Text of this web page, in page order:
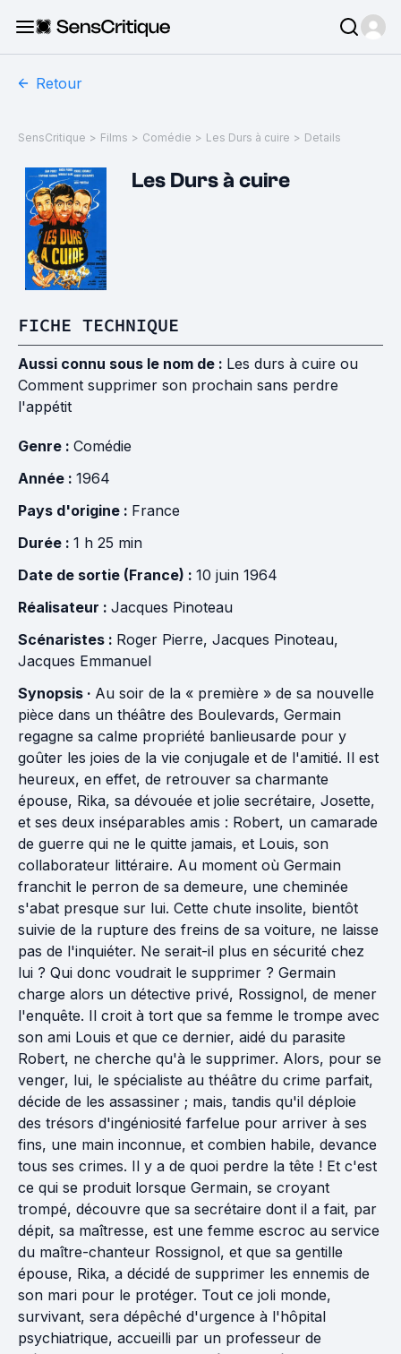
Retour
SensCritique > Films > Comédie > Les Durs à cuire > Details
Les Durs à cuire
FICHE TECHNIQUE
Aussi connu sous le nom de : Les durs à cuire ou
Comment supprimer son prochain sans perdre
l'appétit
Genre : Comédie
Année : 1964
Pays d'origine : France
Durée : 1 h 25 min
Date de sortie (France) : 10 juin 1964
Réalisateur : Jacques Pinoteau
Scénaristes : Roger Pierre, Jacques Pinoteau,
Jacques Emmanuel
Synopsis · Au soir de la « première » de sa nouvelle
pièce dans un théâtre des Boulevards, Germain
regagne sa calme propriété banlieusarde pour y
goûter les joies de la vie conjugale et de l'amitié. Il est
heureux, en effet, de retrouver sa charmante
épouse, Rika, sa dévouée et jolie secrétaire, Josette,
et ses deux inséparables amis : Robert, un camarade
de guerre qui ne le quitte jamais, et Louis, son
collaborateur littéraire. Au moment où Germain
franchit le perron de sa demeure, une cheminée
s'abat presque sur lui. Cette chute insolite, bientôt
suivie de la rupture des freins de sa voiture, ne laisse
pas de l'inquiéter. Ne serait-il plus en sécurité chez
lui ? Qui donc voudrait le supprimer ? Germain
charge alors un détective privé, Rossignol, de mener
l'enquête. Il croit à tort que sa femme le trompe avec
son ami Louis et que ce dernier, aidé du parasite
Robert, ne cherche qu'à le supprimer. Alors, pour se
venger, lui, le spécialiste au théâtre du crime parfait,
décide de les assassiner ; mais, tandis qu'il déploie
des trésors d'ingéniosité farfelue pour arriver à ses
fins, une main inconnue, et combien habile, devance
tous ses crimes. Il y a de quoi perdre la tête ! Et c'est
ce qui se produit lorsque Germain, se croyant
trompé, découvre que sa secrétaire dont il a fait, par
dépit, sa maîtresse, est une femme escroc au service
du maître-chanteur Rossignol, et que sa gentille
épouse, Rika, a décidé de supprimer les ennemis de
son mari pour le protéger. Tout ce joli monde,
survivant, sera dépêché d'urgence à l'hôpital
psychiatrique, accueilli par un professeur de